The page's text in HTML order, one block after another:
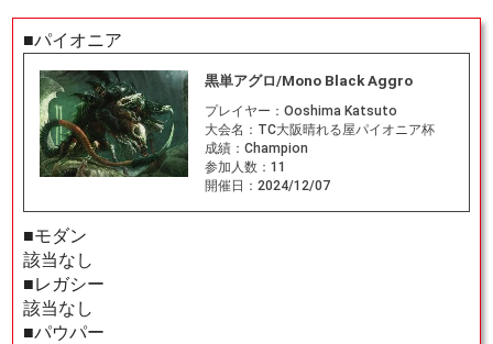
■パイオニア
黒単アグロ/Mono Black Aggro
プレイヤー： Ooshima Katsuto
大会名： TC大阪晴れる屋パイオニア杯
成績： Champion
参加人数： 11
開催日： 2024/12/07
■モダン
該当なし
■レガシー
該当なし
■パウパー